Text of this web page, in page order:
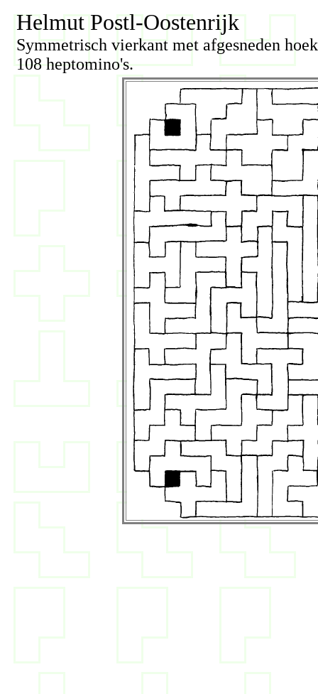
Helmut Postl-Oostenrijk
Symmetrisch vierkant met afgesneden
108 heptomino's.